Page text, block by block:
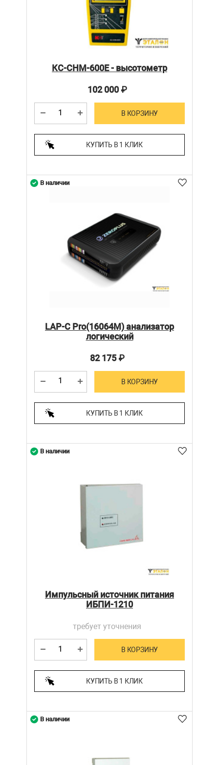
КС-СНМ-600Е - высотометр
102 000₽
В КОРЗИНУ
КУПИТЬ В 1 КЛИК
LAP-C Pro(16064M) анализатор
логический
82 175₽
В КОРЗИНУ
КУПИТЬ В 1 КЛИК
В наличии
Импульсный источник питания
ИБПИ-1210
требует уточнения
В КОРЗИНУ
КУПИТЬ В 1 КЛИК
В наличии
В наличии